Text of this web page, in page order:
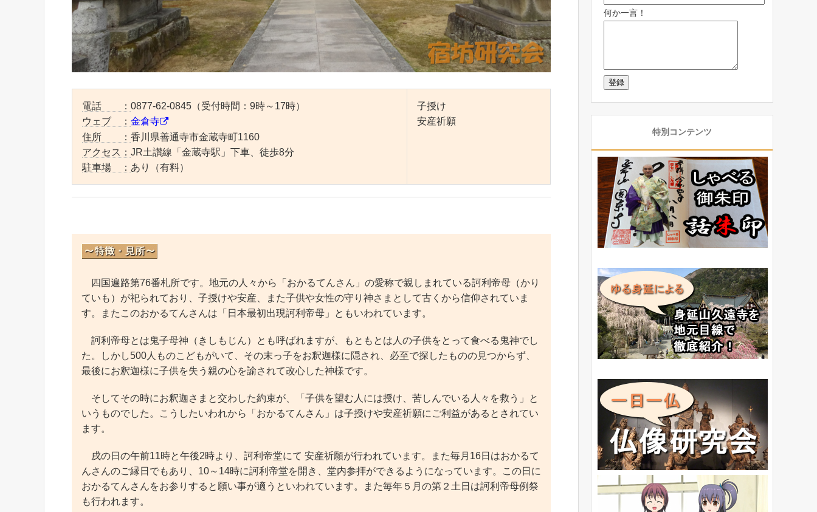
電話 ： 0877-62-0845（受付時間：9時～17時）
ウェブ ： 金倉寺
住所 ： 香川県善通寺市金蔵寺町1160
アクセス： JR土讃線「金蔵寺駅」下車、徒歩8分
駐車場 ： あり（有料）
子授け
安産祈願
四国遍路第76番札所です。地元の人々から「おかるてんさん」の愛称で親しまれている訶利帝母（かり
ていも）が祀られており、子授けや安産、また子供や女性の守り神さまとして古くから信仰されていま
す。またこのおかるてんさんは「日本最初出現訶利帝母」ともいわれています。
訶利帝母とは鬼子母神（きしもじん）とも呼ばれますが、もともとは人の子供をとって食べる鬼神でし
た。しかし500人ものこどもがいて、その末っ子をお釈迦様に隠され、必至で探したものの見つからず、
最後にお釈迦様に子供を失う親の心を諭されて改心した神様です。
そしてその時にお釈迦さまと交わした約束が、「子供を望む人には授け、苦しんでいる人々を救う」と
いうものでした。こうしたいわれから「おかるてんさん」は子授けや安産祈願にご利益があるとされてい
ます。
戌の日の午前11時と午後2時より、訶利帝堂にて 安産祈願が行われています。また毎月16日はおかるて
んさんのご縁日でもあり、10～14時に訶利帝堂を開き、堂内参拝ができるようになっています。この日に
おかるてんさんをお参りすると願い事が適うといわれています。また毎年５月の第２土日は訶利帝母例祭
も行われます。
何か一言！
特別コンテンツ